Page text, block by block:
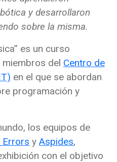
y desarrollaron
sobre la misma.
es un curso
del Centro de
en el que se abordan
programación y
los equipos de
Errors y Aspides,
con el objetivo